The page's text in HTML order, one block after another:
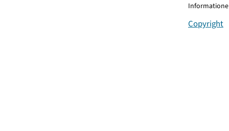
Copyright